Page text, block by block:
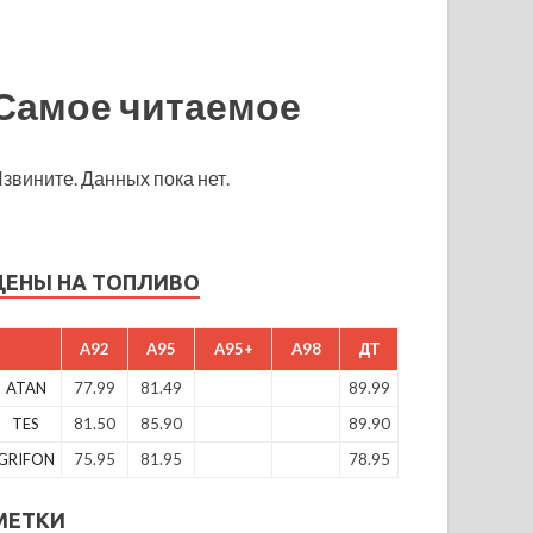
читаемое
Данных пока нет.
НА ТОПЛИВО
A92 A95 A95+ A98 ДТ
ATAN 77.99 81.49
89.99
TES
81.50 85.90
89.90
75.95 81.95 78.95